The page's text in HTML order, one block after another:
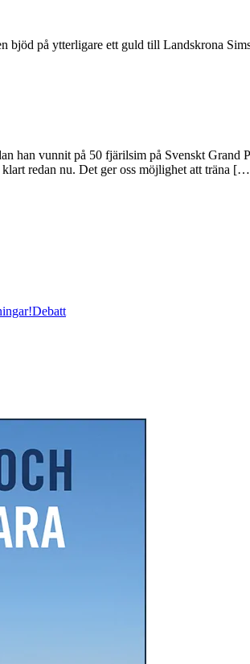
på ytterligare ett guld till Landskrona
han vunnit på 50 fjärilsim på Svenskt Grand
redan nu. Det ger oss möjlighet att träna
Debatt